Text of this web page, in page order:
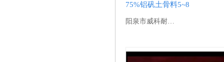
75%铝矾土骨料5~8
阳泉市威科耐…